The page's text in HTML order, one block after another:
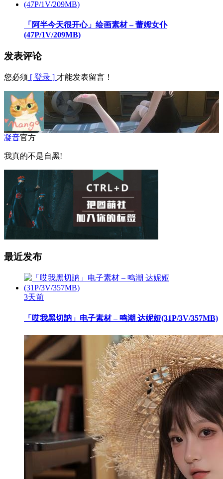
「阿半今天很开心」绘画素材 – 蕾姆女仆
(47P/1V/209MB)
发表评论
您必须 [ 登录 ] 才能发表留言！
凝音官方
我真的不是自黑!
最近发布
3天前
「哎我黑切訥」电子素材 – 鸣潮 达妮娅(31P/3V/357MB)